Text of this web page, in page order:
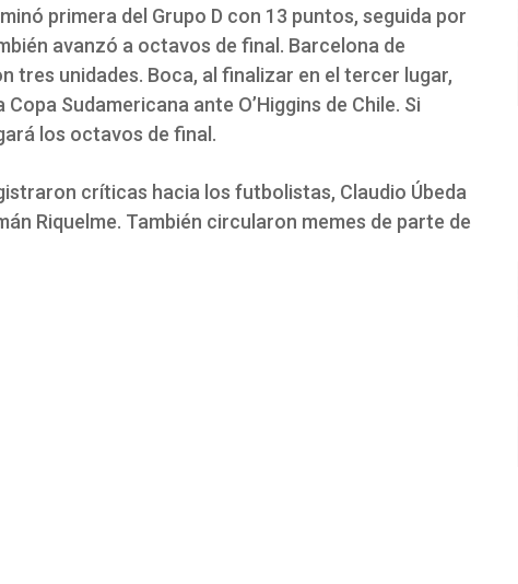
primera del Grupo D con 13 puntos, seguida por
avanzó a octavos de final. Barcelona de
tres unidades. Boca, al finalizar en el tercer lugar,
Sudamericana ante O’Higgins de Chile. Si
los octavos de final.
críticas hacia los futbolistas, Claudio Úbeda
Riquelme. También circularon memes de parte de